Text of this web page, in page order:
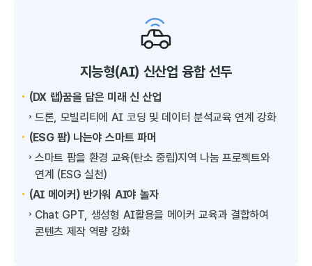
지능형(AI) 신산업 융합 선두
(DX 랩)꿈을 담은 미래 신 산업
드론, 모빌리티에 AI 코딩 및 데이터 분석교육 연계 강화
(ESG 팜) 나는야 스마트 파머
스마트 팜을 환경 교육(탄소 중립)지역 나눔 프로젝트와
연계 (ESG 실천)
(AI 메이커) 반가워 AI야 놀자
Chat GPT, 생성형 AI활용을 메이커 교육과 결합하여
콘텐츠 제작 역량 강화